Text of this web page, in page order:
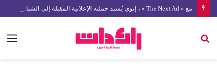
مع « The Next Ad » ، إنوي يُسند حملته الإعلانية المقبلة إلى الشباب المغربي